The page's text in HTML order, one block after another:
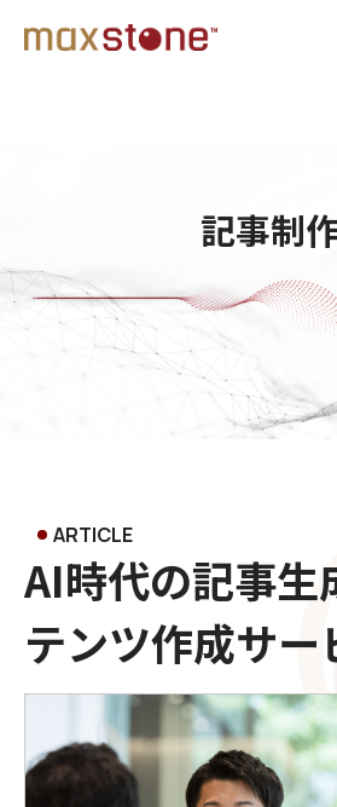
記事制
ARTICLE
AI時代の記事生
テンツ作成サー